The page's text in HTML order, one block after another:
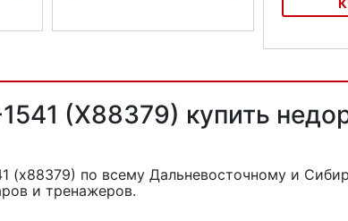
(X88379) купить
(x88379) по всему Дальневосточному и
и тренажеров.